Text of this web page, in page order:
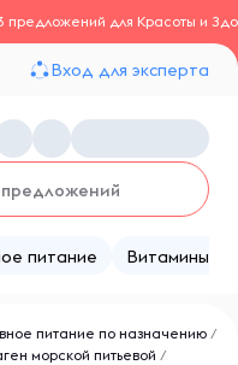
предложений для Красоты и
Вход для эксперта
питание Витамины
питание по назначению /
морской питьевой /